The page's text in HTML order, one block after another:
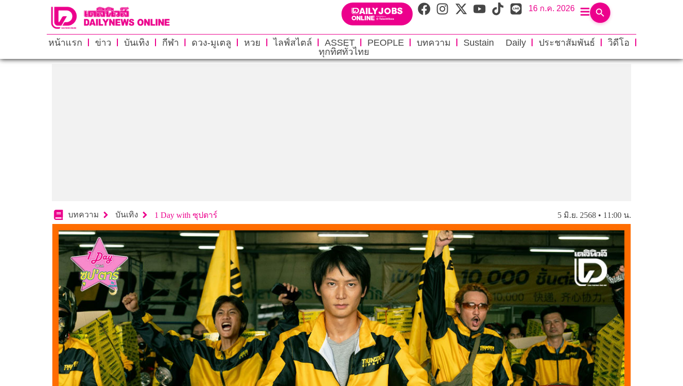
16 ก.ค. 2026
หน้าแรก ข่าว บันเทิง กีฬา ดวง-มูเตลู หวย ไลฟ์สไตล์ ASSET PEOPLE บทความ Sustain Daily ประชาสัมพันธ์
วิดีโอ
ทุกทิศทั่วไทย
บทความ บันเทิง 1 Day with ซุปตาร์ 5 มิ.ย. 2568 • 11:00 น.